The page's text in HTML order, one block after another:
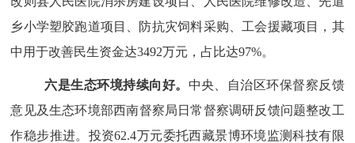
乡小学塑胶跑道项目、防抗灾饲料采购、工会援藏项目，其
中用于改善民生资金达3492万元，占比达97%。
六是生态环境持续向好。 中央
自治区环保督察反馈
意见及生态环境部西南督察局日常督察调研反馈问题整改工
作稳步推进。投资62.4万元委托西藏景博环境监测科技有限